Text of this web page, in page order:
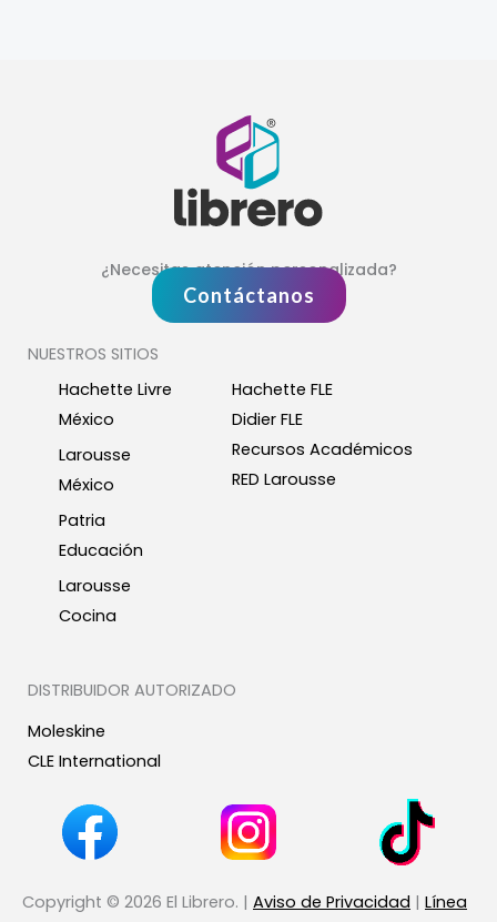
¿Necesitas atención personalizada?
Contáctanos
NUESTROS SITIOS
Hachette Livre
México
Larousse
México
Patria
Educación
Larousse
Cocina
Hachette FLE
Didier FLE
Recursos Académicos
RED Larousse
DISTRIBUIDOR AUTORIZADO
Moleskine
CLE International
Copyright © 2026 El Librero. | Aviso de Privacidad | Línea